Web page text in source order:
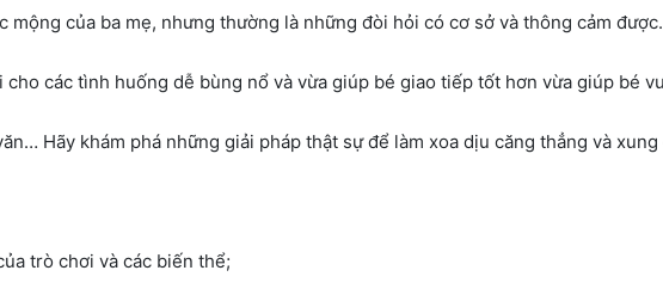
mộng của ba mẹ, nhưng thường là những đòi hỏi có cơ sở và thông cảm được.
các tình huống dễ bùng nổ và vừa giúp bé giao tiếp tốt hơn vừa giúp bé
Hãy khám phá những giải pháp thật sự để làm xoa dịu căng thẳng và
trò chơi và các biến thể;